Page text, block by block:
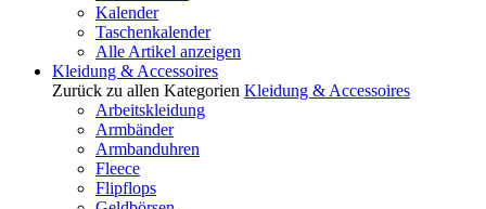
Kalender
Taschenkalender
Alle Artikel anzeigen
Kleidung & Accessoires
Zurück zu allen Kategorien Kleidung & Accessoires
Arbeitskleidung
Armbänder
Armbanduhren
Fleece
Flipflops